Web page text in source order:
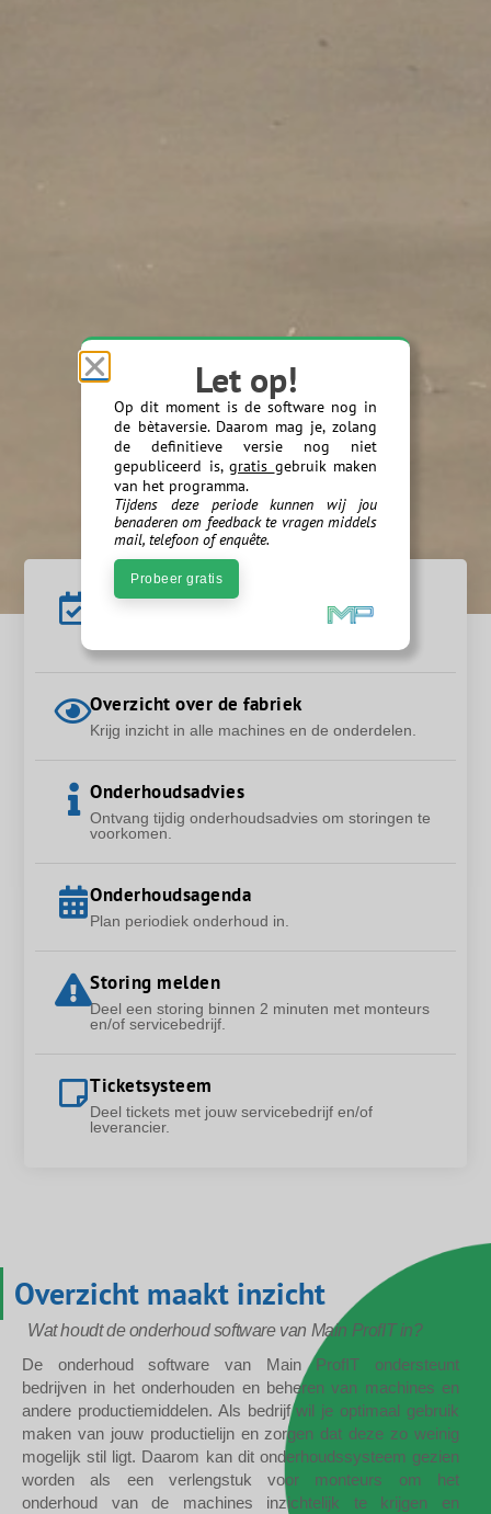
Maintenance management
Overzicht over de fabriek
Krijg inzicht in alle machines en de onderdelen.
Onderhoudsadvies
Ontvang tijdig onderhoudsadvies om storingen te
voorkomen.
Onderhoudsagenda
Plan periodiek onderhoud in.
Storing melden
Deel een storing binnen 2 minuten met monteurs
en/of servicebedrijf.
Ticketsysteem
Deel tickets met jouw servicebedrijf en/of
leverancier.
Overzicht maakt inzicht
Wat houdt de onderhoud software van Main ProfIT in?
De onderhoud software van Main ProfIT ondersteunt
bedrijven in het onderhouden en beheren van machines en
andere productiemiddelen. Als bedrijf wil je optimaal gebruik
maken van jouw productielijn en zorgen dat deze zo weinig
mogelijk stil ligt. Daarom kan dit onderhoudssysteem gezien
worden als een verlengstuk voor monteurs om het
onderhoud van de machines inzichtelijk te krijgen en
Let op!
Op dit moment is de software nog in
de bètaversie. Daarom mag je, zolang
de definitieve versie nog niet
gepubliceerd is, gratis gebruik maken
van het programma.
Tijdens deze periode kunnen wij jou
benaderen om feedback te vragen middels
mail, telefoon of enquête.
Probeer gratis